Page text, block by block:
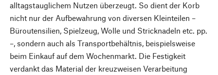
alltagstauglichem Nutzen überzeugt. So dient der Korb
nicht nur der Aufbewahrung von diversen Kleinteilen –
Büroutensilien, Spielzeug, Wolle und Stricknadeln etc. pp.
–, sondern auch als Transportbehältnis, beispielsweise
beim Einkauf auf dem Wochenmarkt. Die Festigkeit
verdankt das Material der kreuzweisen Verarbeitung